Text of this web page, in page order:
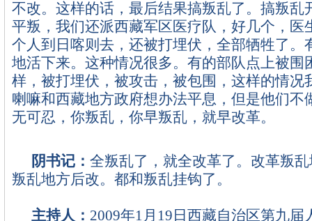
不改。这样的话，最后结果搞叛乱了。搞叛乱
平叛，我们还派西藏军区医疗队，好几个，医
个人到日喀则去，还被打埋伏，全部牺牲了。
地活下来。这种情况很多。有的部队点上被围
样，被打埋伏，被攻击，被包围，这样的情况
喇嘛和西藏地方政府想办法平息，但是他们不
无可忍，你叛乱，你早叛乱，就早改革。
阴书记： 全叛乱了，就全改革了。改革叛
叛乱地方后改。都和叛乱挂钩了。
主持人： 2009年1 月 19 日 西藏自治区第九届